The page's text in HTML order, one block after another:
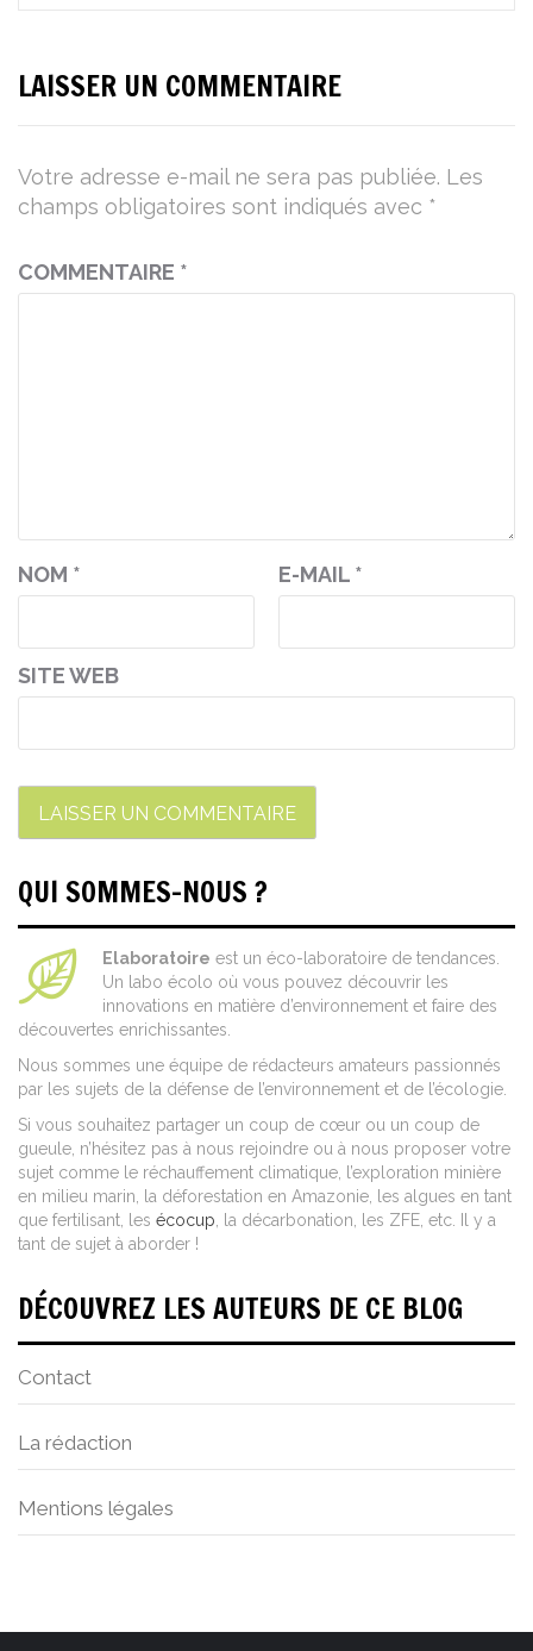
LAISSER UN COMMENTAIRE
Votre adresse e-mail ne sera pas publiée. Les
champs obligatoires sont indiqués avec *
COMMENTAIRE *
NOM * E-MAIL *
SITE WEB
QUI SOMMES-NOUS ?
Elaboratoire est un éco-laboratoire de tendances.
Un labo écolo où vous pouvez découvrir les
innovations en matière d’environnement et faire des
découvertes enrichissantes.
Nous sommes une équipe de rédacteurs amateurs passionnés
par les sujets de la défense de l’environnement et de l’écologie.
Si vous souhaitez partager un coup de cœur ou un coup de
gueule, n’hésitez pas à nous rejoindre ou à nous proposer votre
sujet comme le réchauffement climatique, l’exploration minière
en milieu marin, la déforestation en Amazonie, les algues en tant
que fertilisant, les écocup, la décarbonation, les ZFE, etc. Il y a
tant de sujet à aborder !
DÉCOUVREZ LES AUTEURS DE CE BLOG
Contact
La rédaction
Mentions légales